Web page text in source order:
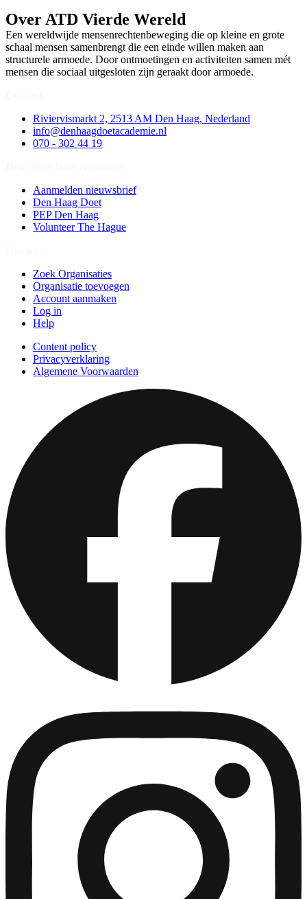
Over ATD Vierde Wereld
Een wereldwijde mensenrechtenbeweging die op kleine en grote
schaal mensen samenbrengt die een einde willen maken aan
structurele armoede. Door ontmoetingen en activiteiten samen mét
mensen die sociaal uitgesloten zijn geraakt door armoede.
Riviervismarkt 2, 2513 AM Den Haag, Nederland
info@denhaagdoetacademie.nl
070 - 302 44 19
Aanmelden nieuwsbrief
Den Haag Doet
PEP Den Haag
Volunteer The Hague
Zoek Organisaties
Organisatie toevoegen
Account aanmaken
Log in
Help
Content policy
Privacyverklaring
Algemene Voorwaarden